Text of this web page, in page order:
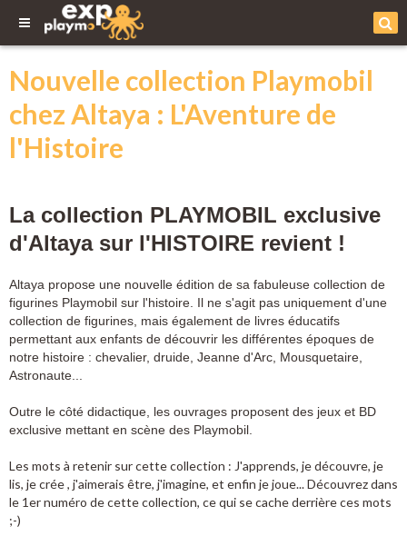
Nouvelle collection Playmobil
chez Altaya : L'Aventure de
l'Histoire
La collection PLAYMOBIL exclusive
d'Altaya sur l'HISTOIRE revient !
Altaya propose une nouvelle édition de sa fabuleuse collection de
figurines Playmobil sur l'histoire. Il ne s'agit pas uniquement d'une
collection de figurines, mais également de livres éducatifs
permettant aux enfants de découvrir les différentes époques de
notre histoire : chevalier, druide, Jeanne d'Arc, Mousquetaire,
Astronaute...
Outre le côté didactique, les ouvrages proposent des jeux et BD
exclusive mettant en scène des Playmobil.
Les mots à retenir sur cette collection : J'apprends, je découvre, je
lis, je crée , j'aimerais être, j'imagine, et enfin je joue... Découvrez dans
le 1er numéro de cette collection, ce qui se cache derrière ces mots
;-)